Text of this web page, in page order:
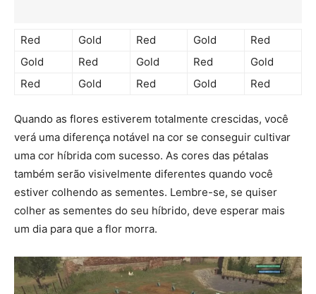
Red Gold Red Gold
Red
Gold
Red Gold Red
Gold
Red
Gold Red Gold Red
Quando as flores estiverem totalmente crescidas, você
verá uma diferença notável na cor se conseguir cultivar
uma cor híbrida com sucesso. As cores das pétalas
também serão visivelmente diferentes quando você
estiver colhendo as sementes. Lembre-se, se quiser
colher as sementes do seu híbrido, deve esperar mais
um dia para que a flor morra.